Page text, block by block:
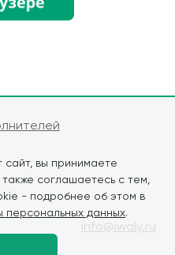
сайт, вы принимаете
также соглашаетесь с тем,
- подробнее об этом в
персональных данных.
info@iwaly.ru